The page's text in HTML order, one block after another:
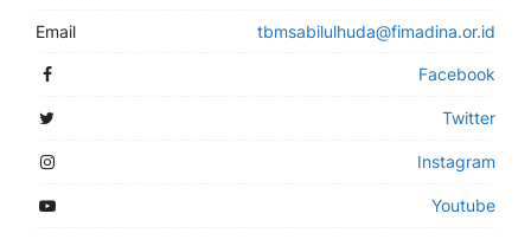
Email tbmsabilulhuda@fimadina.or.id
Facebook
Twitter
Instagram
Youtube